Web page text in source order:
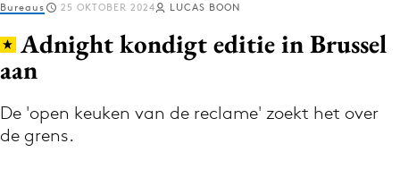
Log in
Volg het laatste nieuws via de Adformatie
Bureaus 25 OKTOBER 2024 LUCAS BOON
Adnight kondigt editie in Brussel
aan
De 'open keuken van de reclame' zoekt het over
de grens.